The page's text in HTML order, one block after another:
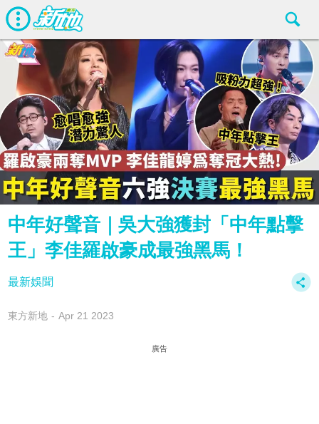
中年好聲音｜吳大強獲封「中年點擊
王」李佳羅啟豪成最強黑馬！
最新娛聞
東方新地 Apr 21 2023
廣告